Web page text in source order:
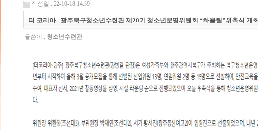
작성일 : 22-10-18 14:39
더 코리아 - 광주북구청소년수련관 제20기 청소년운영위원회 “하울림”위촉식 개최
글쓴이 : 청소년수련관